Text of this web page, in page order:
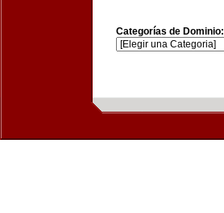
Categorías de Dominio: